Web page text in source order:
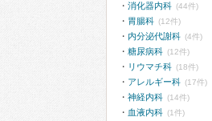
消化器内科 (44件)
胃腸科 (12件)
内分泌代謝科 (4件)
糖尿病科 (12件)
リウマチ科 (18件)
アレルギー科 (17件)
神経内科 (14件)
血液内科 (1件)